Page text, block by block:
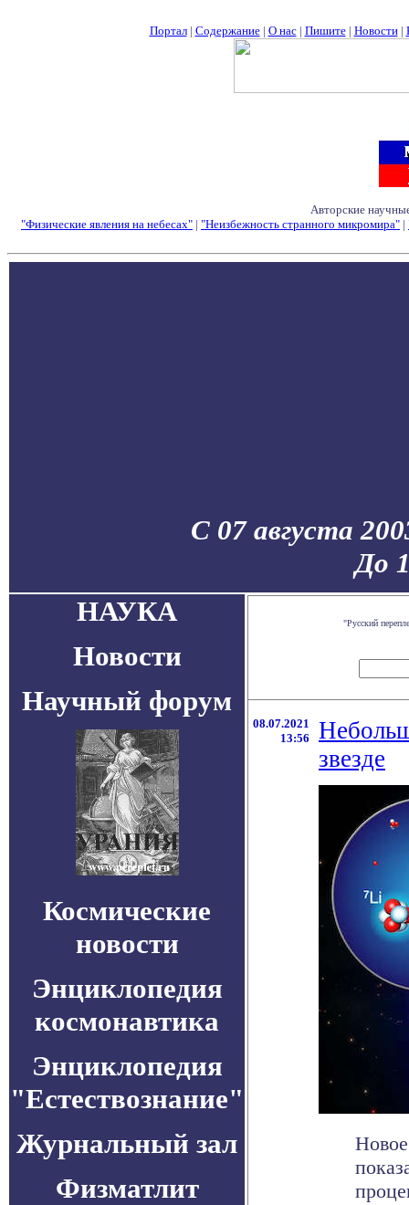
Портал| Содержание| О нас| Пишите| Новости|
Авторские
"Физические явления на небесах" | "Неизбежность странного микромира" |
С 07 августа
До
НАУКА
Новости
Научный форум
Космические
новости
Энциклопедия
космонавтика
Энциклопедия
"Естествознание"
Журнальный зал
Физматлит
"Русский
08.07.2021
13:56
звезде